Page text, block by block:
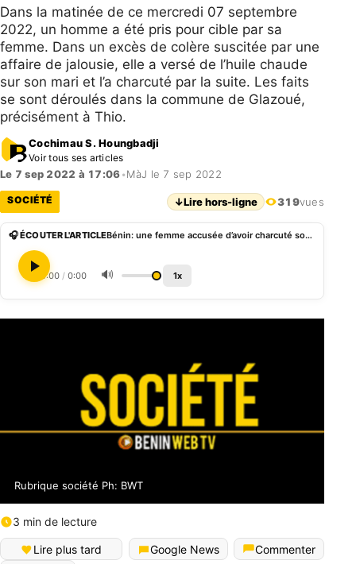
Dans la matinée de ce mercredi 07 septembre
2022, un homme a été pris pour cible par sa
femme. Dans un excès de colère suscitée par une
affaire de jalousie, elle a versé de l’huile chaude
sur son mari et l’a charcuté par la suite. Les faits
se sont déroulés dans la commune de Glazoué,
précisément à Thio.
Cochimau S. Houngbadji
Voir tous ses articles
Le 7 sep 2022 à 17:06•MàJ le 7 sep 2022
SOCIÉTÉ ↓Lire hors-ligne 319vues
🎧 ÉCOUTER L'ARTICLE Bénin: une femme accusée d’avoir charcuté son mari, après l’avoir aspergé d’huile chaude
0:00 / 0:00 🔊 1x
Rubrique société Ph: BWT
3 min de lecture
Lire plus tard Google News
Commenter